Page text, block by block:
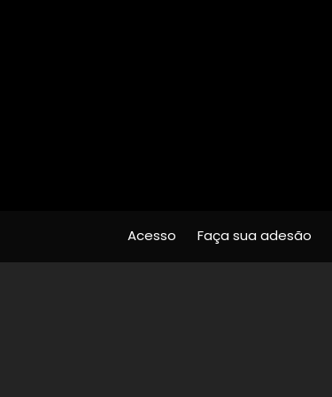
Acesso Faça sua adesão